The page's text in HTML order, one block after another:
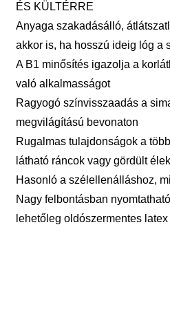
ÉS KÜLTÉRRE
Anyaga szakadásálló,
akkor is, ha hosszú ideig lóg a
A B1 minősítés igazolja a
való alkalmasságot
Ragyogó színvisszaadás a
megvilágítású bevonaton
Rugalmas tulajdonságok a
látható ráncok vagy gördült
Hasonló a szélellenálláshoz,
Nagy felbontásban
lehetőleg oldószermentes latex